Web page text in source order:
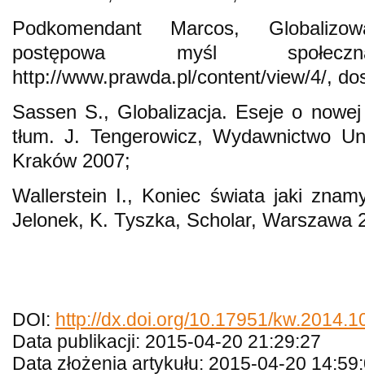
Podkomendant Marcos,
postępowa myśl
http://www.prawda.pl/content/view/4/,
Sassen S., Globalizacja. Eseje o
tłum. J. Tengerowicz, Wydawnictwo
Kraków 2007;
Wallerstein I., Koniec świata jaki
Jelonek, K. Tyszka, Scholar, Warszawa
DOI: http://dx.doi.org/10.17951/
Data publikacji: 2015-04-20 21:29:27
Data złożenia artykułu: 2015-04-20